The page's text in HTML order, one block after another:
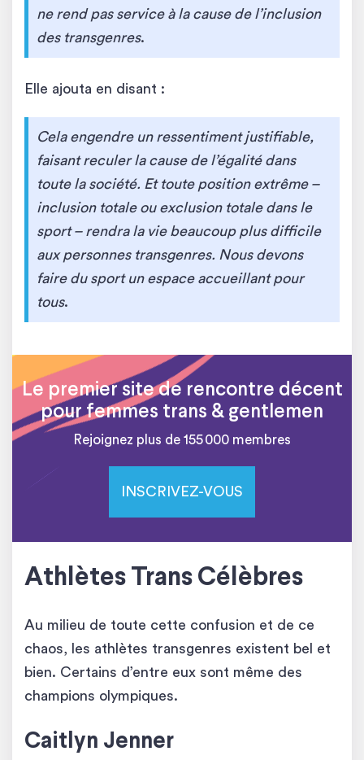
ne rend pas service à la cause de l’inclusion
des transgenres.
Elle ajouta en disant :
Cela engendre un ressentiment justifiable,
faisant reculer la cause de l’égalité dans
toute la société. Et toute position extrême –
inclusion totale ou exclusion totale dans le
sport – rendra la vie beaucoup plus difficile
aux personnes transgenres. Nous devons
faire du sport un espace accueillant pour
tous.
Le premier site de rencontre décent
pour femmes trans & gentlemen
Rejoignez plus de 155 000 membres
INSCRIVEZ-VOUS
Athlètes Trans Célèbres
Au milieu de toute cette confusion et de ce
chaos, les athlètes transgenres existent bel et
bien. Certains d’entre eux sont même des
champions olympiques.
Caitlyn Jenner